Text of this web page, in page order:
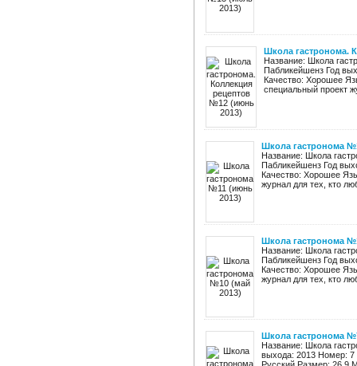
Школа гастронома.
Название: Школа
Пабликейшенз Год
Качество: Хорошее
специальный проект
Школа гастронома
Название: Школа
Пабликейшенз Год
Качество: Хорошее
журнал для тех, кто
Школа гастронома
Название: Школа
Пабликейшенз Год
Качество: Хорошее
журнал для тех, кто
Школа гастронома
Название: Школа
выхода: 2013 Номер: 7